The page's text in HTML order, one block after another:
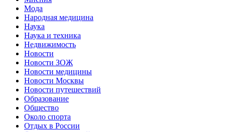
Мода
Народная медицина
Наука
Наука и техника
Недвижимость
Новости
Новости ЗОЖ
Новости медицины
Новости Москвы
Новости путешествий
Образование
Общество
Около спорта
Отдых в России